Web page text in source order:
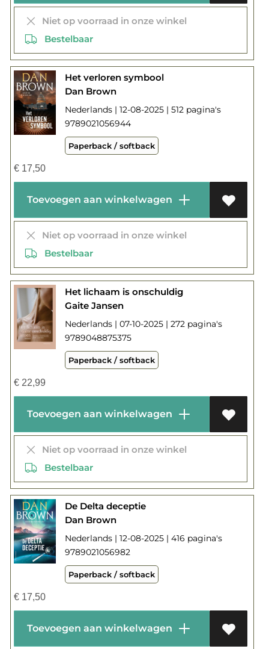
Niet op voorraad in onze winkel
Bestelbaar
Het verloren symbool
Dan Brown
Nederlands | 12-08-2025 | 512 pagina's
9789021056944
Paperback / softback
€17,50
Toevoegen aan winkelwagen
Niet op voorraad in onze winkel
Bestelbaar
Het lichaam is onschuldig
Gaite Jansen
Nederlands | 07-10-2025 | 272 pagina's
9789048875375
Paperback / softback
€22,99
Toevoegen aan winkelwagen
Niet op voorraad in onze winkel
Bestelbaar
De Delta deceptie
Dan Brown
Nederlands | 12-08-2025 | 416 pagina's
9789021056982
Paperback / softback
€17,50
Toevoegen aan winkelwagen